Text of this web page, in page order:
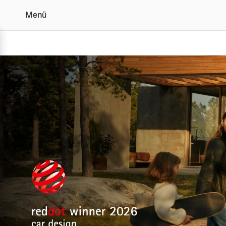
Der Volvo EX60 | Alle
Menü
Vollelektrisch
6 Modelle
Plug-in Hybrid
3 Modelle